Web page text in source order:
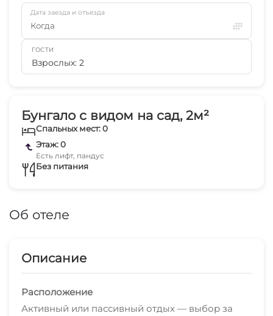
Бунгало с видом на сад, 2м²
Спальных мест: 0
Этаж: 0
Есть лифт, пандус
Без питания
Об отеле
Описание
Расположение
Активный или пассивный отдых — выбор за
Дата заезда и отъезда
Когда
ГОСТИ
Взрослых: 2